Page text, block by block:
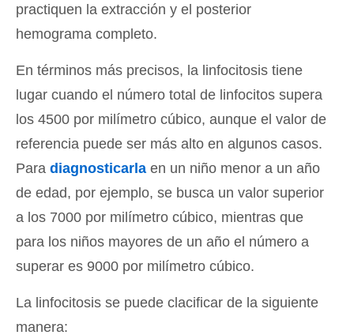
practiquen la extracción y el posterior
hemograma completo.
En términos más precisos, la linfocitosis tiene
lugar cuando el número total de linfocitos supera
los 4500 por milímetro cúbico, aunque el valor de
referencia puede ser más alto en algunos casos.
Para diagnosticarla en un niño menor a un año
de edad, por ejemplo, se busca un valor superior
a los 7000 por milímetro cúbico, mientras que
para los niños mayores de un año el número a
superar es 9000 por milímetro cúbico.
La linfocitosis se puede clacificar de la siguiente
manera: